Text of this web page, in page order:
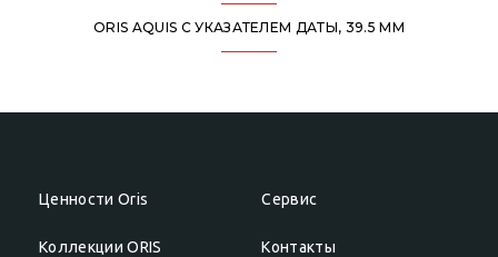
ORIS AQUIS С УКАЗАТЕЛЕМ ДАТЫ, 39.5 ММ
Ценности Oris
Коллекции ORIS
Сервис
Контакты